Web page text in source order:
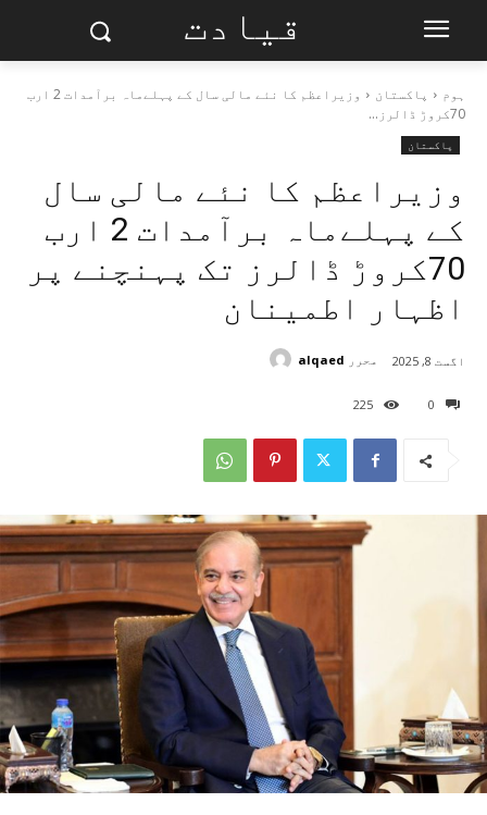
قیادت
ہوم پاکستان
وزیراعظم کا نئے مالی سال کے پہلےماہ برآمدات 2 ارب
70کروڑ ڈالرز...
پاکستان
وزیراعظم کا نئے مالی سال
کے پہلےماہ برآمدات 2 ارب
70کروڑ ڈالرز تک پہنچنے پر
اظہار اطمینان
0
225
اگست 8, 2025 محرر alqaed